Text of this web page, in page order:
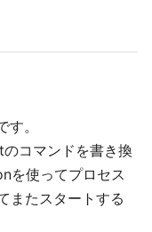
。
コマンドを書き換
を使ってプロセス
またスタートする